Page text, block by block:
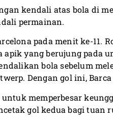
kendali atas bola di
permainan.
pada menit ke-11.
apik yang berujung pada
bola sebelum
Dengan gol ini, Barca
memperbesar
gol kedua bagi tuan